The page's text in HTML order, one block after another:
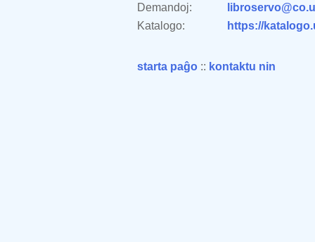
Demandoj:
Katalogo:
https://
starta paĝo :: kontaktu nin